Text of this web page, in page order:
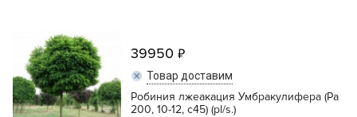
39950
Товар доставим
Робиния лжеакация Умбракулифера (Pa
200, 10-12, с45) (pl/s.)